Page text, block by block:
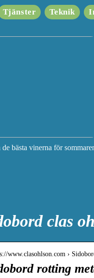
Tjänster Teknik
bästa vinerna för
clas
www.clasohlson.com ›
rotting